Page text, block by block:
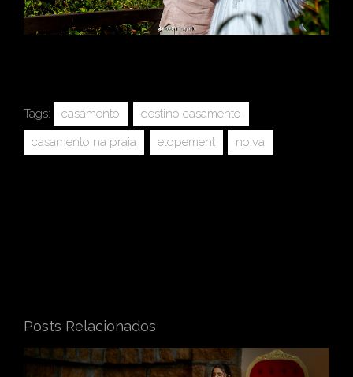
Tags: casamento
destino casamento
casamento na praia
elopement noiva
Posts Relacionados